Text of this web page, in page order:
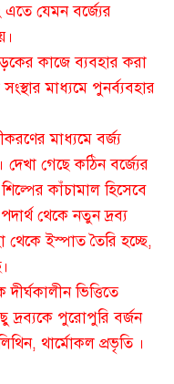
যেমন বর্জ্যের
কাজে ব্যবহার করা
মাধ্যমে পুনর্ব্যবহার
মাধ্যমে বর্জ্য
গেছে কঠিন বর্জ্যের
কাঁচামাল হিসেবে
থেকে নতুন দ্রব্য
ইস্পাত তৈরি হচ্ছে,
ভিত্তিতে
দ্রব্যকে পুরোপুরি বর্জন
থার্মোকল প্রভৃতি ।